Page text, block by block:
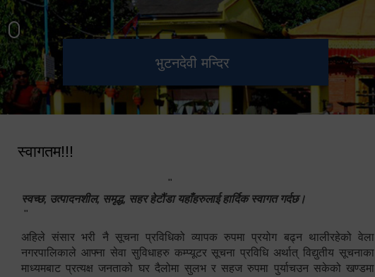
भुटनदेवी मन्दिर
स्मारक
हेटौंडा उपमहानगरपालिका नगर
कार्यपालिकाको कार्यालय
मनकामना डाँडाबाट देखिएको दृश्य
स्वागतम!!!
"
स्वच्छ, उत्पादनशील, समृद्ध, सहर हेटौंडा यहाँहरुलाई हार्दिक स्वागत गर्दछ।
"
अहिले संसार भरी नै सूचना प्रविधिको व्यापक रुपमा प्रयोग बढ्न थालीरहेको वेला
नगरपालिकाले आफ्ना सेवा सुविधाहरु कम्प्यूटर सूचना प्रविधि अर्थात् विद्युतीय सूचनाका
माध्यमबाट प्रत्यक्ष जनताको घर दैलोमा सुलभ र सहज रुपमा पुर्याचउन सकेको खण्डमा